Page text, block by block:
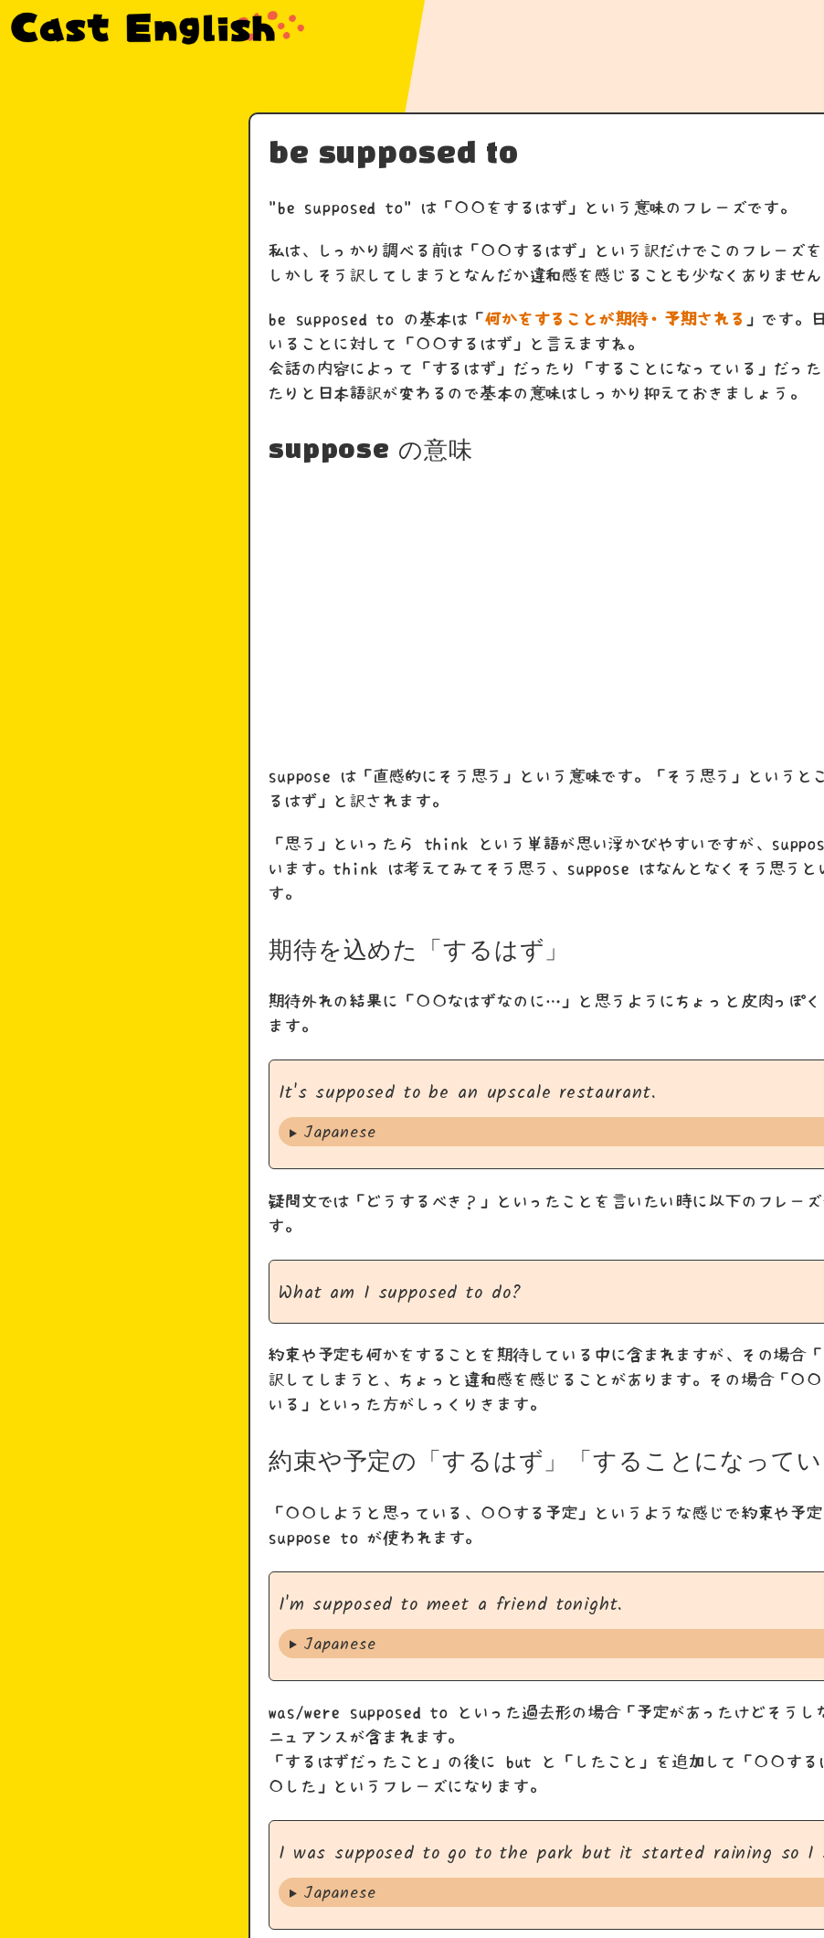
be supposed to
"be supposed to" は「〇〇をするはず」という意味のフレーズです。
私は、しっかり調べる前は「〇〇するはず」という訳だけでこのフレーズを
しかしそう訳してしまうとなんだか違和感を感じることも少なくありません
be supposed to の基本は「何かをすることが期待・予期される 」です。
いることに対して「〇〇するはず」と言えますね。
会話の内容によって「するはず」だったり「することになっている」だった
たりと日本語訳が変わるので基本の意味はしっかり抑えておきましょう。
suppose の意味
suppose は「直感的にそう思う」という意味です。「そう思う」というと
るはず」と訳されます。
「思う」といったら think という単語が思い浮かびやすいですが、
います。think は考えてみてそう思う、suppose はなんとなくそう思うと
す。
期待を込めた「するはず」
期待外れの結果に「〇〇なはずなのに…」と思うようにちょっと皮肉っぽ
ます。
It's supposed to be an upscale restaurant.
Japanese
疑問文では「どうするべき？」といったことを言いたい時に以下のフレー
す。
What am I supposed to do?
約束や予定も何かをすることを期待している中に含まれますが、その場合
訳してしまうと、ちょっと違和感を感じることがあります。その場合「〇
いる」といった方がしっくりきます。
約束や予定の「するはず」「することになってい
「〇〇しようと思っている、〇〇する予定」というような感じで約束や予
suppose to が使われます。
I'm supposed to meet a friend tonight.
Japanese
was/were supposed to といった過去形の場合「予定があったけどそうし
ニュアンスが含まれます。
「するはずだったこと」の後に but と「したこと」を追加して「〇〇する
〇した」というフレーズになります。
I was supposed to go to the park but it started raining so I
Japanese